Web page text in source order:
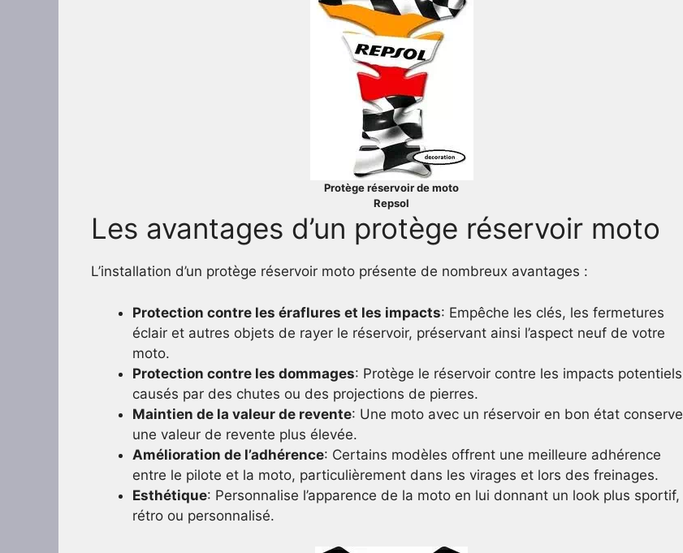
Protège réservoir de moto
Repsol
Les avantages d’un protège réservoir moto
L’installation d’un protège réservoir moto présente de nombreux avantages :
Protection contre les éraflures et les impacts: Empêche les clés, les fermetures
éclair et autres objets de rayer le réservoir, préservant ainsi l’aspect neuf de votre
moto.
Protection contre les dommages: Protège le réservoir contre les impacts potentiels
causés par des chutes ou des projections de pierres.
Maintien de la valeur de revente: Une moto avec un réservoir en bon état conserve
une valeur de revente plus élevée.
Amélioration de l’adhérence: Certains modèles offrent une meilleure adhérence
entre le pilote et la moto, particulièrement dans les virages et lors des freinages.
Esthétique: Personnalise l’apparence de la moto en lui donnant un look plus sportif,
rétro ou personnalisé.